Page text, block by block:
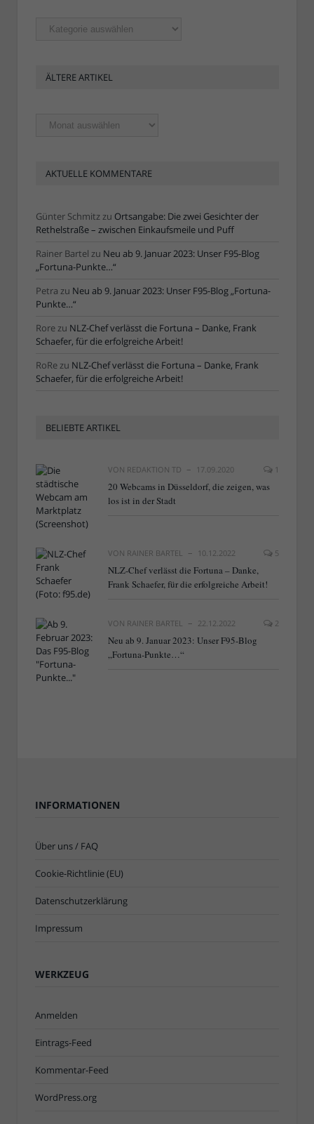
Rubriken
ÄLTERE ARTIKEL
Ältere
AKTUELLE KOMMENTARE
Günter Schmitzzu Ortsangabe: Die zwei Gesichter der
Rethelstraße – zwischen Einkaufsmeile und Puff
Rainer Bartel zu Neu ab 9. Januar 2023: Unser F95-Blog
„Fortuna-Punkte…“
Petra zu Neu ab 9. Januar 2023: Unser F95-Blog „Fortuna-
Punkte…“
Rorezu NLZ-Chef verlässt die Fortuna – Danke, Frank
Schaefer, für die erfolgreiche Arbeit!
RoRezu NLZ-Chef verlässt die Fortuna – Danke, Frank
Schaefer, für die erfolgreiche Arbeit!
BELIEBTE ARTIKEL
VON REDAKTION TD 17.09.2020 1
20 Webcams in Düsseldorf, die zeigen, was
los ist in der Stadt
VON RAINER BARTEL 10.12.2022 5
NLZ-Chef verlässt die Fortuna – Danke,
Frank Schaefer, für die erfolgreiche Arbeit!
VON RAINER BARTEL 22.12.2022 2
Neu ab 9. Januar 2023: Unser F95-Blog
„Fortuna-Punkte…“
INFORMATIONEN
Über uns / FAQ
Cookie-Richtlinie (EU)
Datenschutzerklärung
Impressum
WERKZEUG
Anmelden
Eintrags-Feed
Kommentar-Feed
WordPress.org